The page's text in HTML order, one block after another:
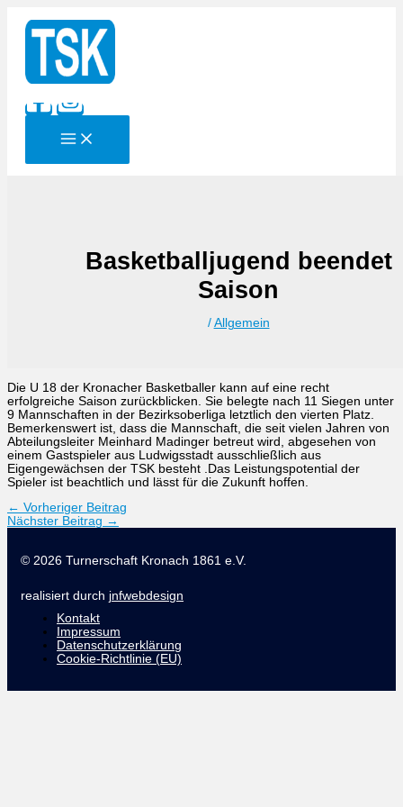
Inhalt
springen
Basketballjugend beendet
Saison
/ Allgemein
Die U 18 der Kronacher Basketballer kann auf eine recht
erfolgreiche Saison zurückblicken. Sie belegte nach 11 Siegen unter
9 Mannschaften in der Bezirksoberliga letztlich den vierten Platz.
Bemerkenswert ist, dass die Mannschaft, die seit vielen Jahren von
Abteilungsleiter Meinhard Madinger betreut wird, abgesehen von
einem Gastspieler aus Ludwigsstadt ausschließlich aus
Eigengewächsen der TSK besteht .Das Leistungspotential der
Spieler ist beachtlich und lässt für die Zukunft hoffen.
← Vorheriger Beitrag
Nächster Beitrag →
© 2026 Turnerschaft Kronach 1861 e.V.
realisiert durch jnfwebdesign
Kontakt
Impressum
Datenschutzerklärung
Cookie-Richtlinie (EU)